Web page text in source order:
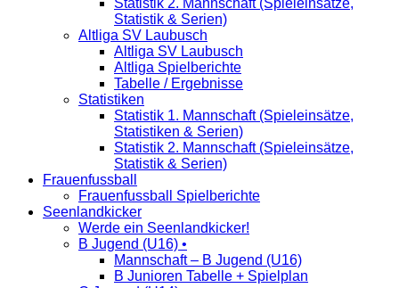
Statistik 2. Mannschaft (Spieleinsätze,
Statistik & Serien)
Altliga SV Laubusch
Altliga SV Laubusch
Altliga Spielberichte
Tabelle / Ergebnisse
Statistiken
Statistik 1. Mannschaft (Spieleinsätze,
Statistiken & Serien)
Statistik 2. Mannschaft (Spieleinsätze,
Statistik & Serien)
Frauenfussball
Frauenfussball Spielberichte
Seenlandkicker
Werde ein Seenlandkicker!
B Jugend (U16) •
Mannschaft – B Jugend (U16)
B Junioren Tabelle + Spielplan